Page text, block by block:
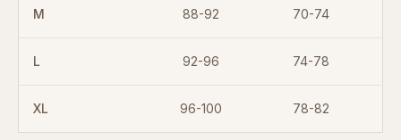
M 88-92 70-74
L 92-96 74-78
XL 96-100 78-82